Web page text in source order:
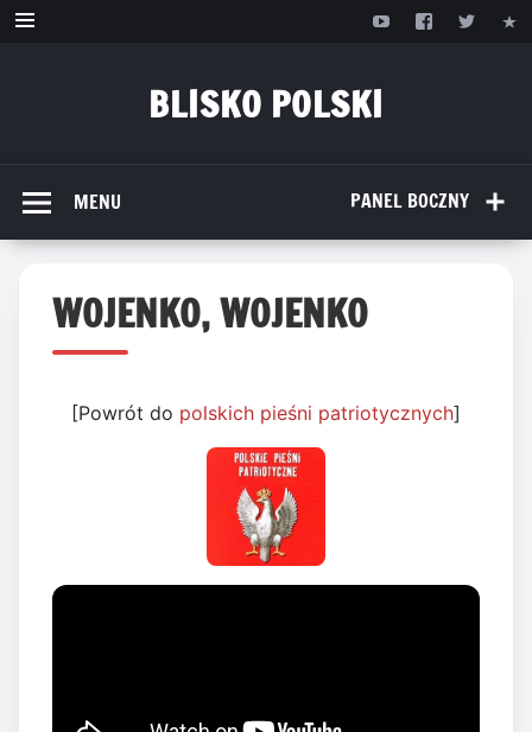
Przejdź
BLISKO POLSKI
PANEL BOCZNY
MENU
WOJENKO, WOJENKO
[Powrót do polskich pieśni patriotycznych]